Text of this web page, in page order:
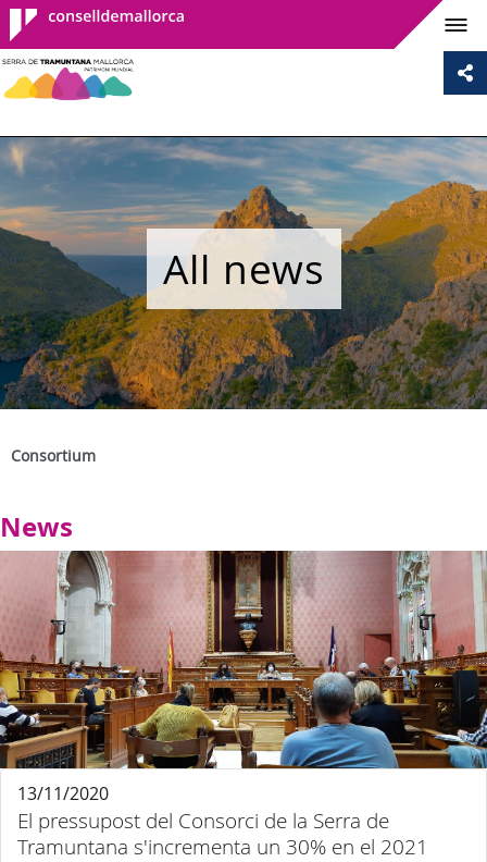
Consell de
Mallorca
All news
Consortium
News
El pressupost del Consorci de la Serra de
Tramuntana s'incrementa un 30% en el 2021
13/11/2020